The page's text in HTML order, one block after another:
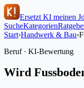
Ersetzt KI meinen
SucheKategorien
Start›Handwerk & Bau›
Beruf · KI-Bewertung
Wird